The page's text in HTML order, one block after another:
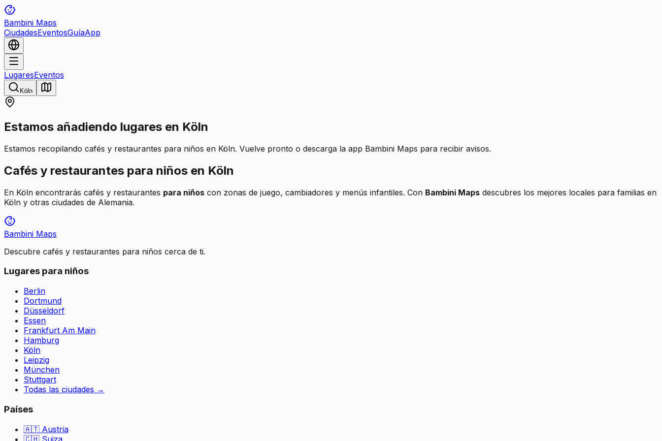
Bambini Maps
CiudadesEventosGuíaApp
LugaresEventos
Köln
Estamos añadiendo lugares en Köln
Estamos recopilando cafés y restaurantes para niños en Köln. Vuelve pronto o descarga la app Bambini Maps para recibir avisos.
Cafés y restaurantes para niños en Köln
En Köln encontrarás cafés y restaurantes para niños con zonas de juego, cambiadores y menús infantiles. Con Bambini Maps descubres los mejores locales para familias en
Köln y otras ciudades de Alemania.
Bambini Maps
Descubre cafés y restaurantes para niños cerca de ti.
Lugares para niños
Berlin
Dortmund
Düsseldorf
Essen
Frankfurt Am Main
Hamburg
Köln
Leipzig
München
Stuttgart
Todas las ciudades →
Países
🇦🇹 Austria
🇨🇭 Suiza